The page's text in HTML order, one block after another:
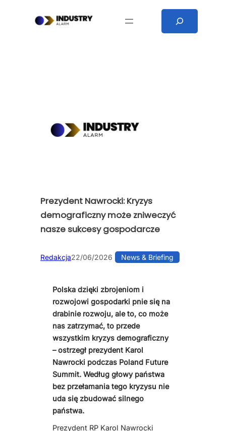
Prezydent Nawrocki: Kryzys
demograficzny może zniweczyć
nasze sukcesy gospodarcze
Redakcja22/06/2026 News & Briefing
Polska dzięki zbrojeniom i
rozwojowi gospodarki pnie się na
drabinie rozwoju, ale to, co może
nas zatrzymać, to przede
wszystkim kryzys demograficzny
– ostrzegł prezydent Karol
Nawrocki podczas Poland Future
Summit. Według głowy państwa
bez przełamania tego kryzysu nie
uda się zbudować silnego
państwa.
Prezydent RP Karol Nawrocki